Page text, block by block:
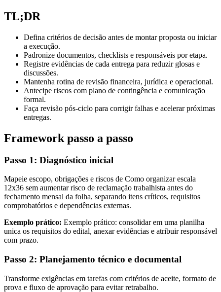
TL;DR
Defina critérios de decisão antes de montar proposta ou iniciar
a execução.
Padronize documentos, checklists e responsáveis por etapa.
Registre evidências de cada entrega para reduzir glosas e
discussões.
Mantenha rotina de revisão financeira, jurídica e operacional.
Antecipe riscos com plano de contingência e comunicação
formal.
Faça revisão pós-ciclo para corrigir falhas e acelerar próximas
entregas.
Framework passo a passo
Passo 1: Diagnóstico inicial
Mapeie escopo, obrigações e riscos de Como organizar escala
12x36 sem aumentar risco de reclamação trabalhista antes do
fechamento mensal da folha, separando itens críticos, requisitos
comprobatórios e dependências externas.
Exemplo prático: Exemplo prático: consolidar em uma planilha
unica os requisitos do edital, anexar evidências e atribuir responsável
com prazo.
Passo 2: Planejamento técnico e documental
Transforme exigências em tarefas com critérios de aceite, formato de
prova e fluxo de aprovação para evitar retrabalho.